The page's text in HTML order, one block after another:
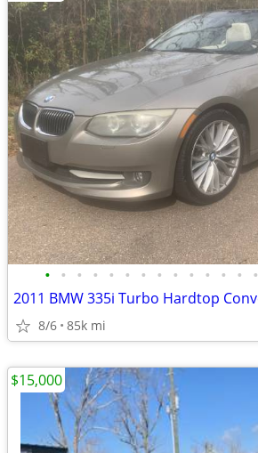
• • • • • • • • • • • • • •
8/6 85k mi
$15,000